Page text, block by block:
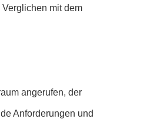
mit dem
angerufen, der
Anforderungen und